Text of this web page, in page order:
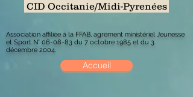
CID Occitanie/Midi-Pyrenées
Association affiliée à la FFAB, agrément ministériel Jeunesse
et Sport N° 06-08-83 du 7 octobre 1985 et du 3
décembre 2004.
Accueil